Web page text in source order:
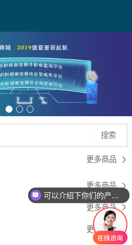
搜索
更多商品
更多商品
更多商品
更多商品